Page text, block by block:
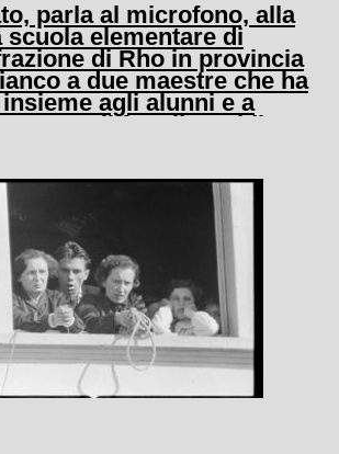
parla al microfono, alla
elementare di
di Rho in provincia
a due maestre che ha
agli alunni e a
con il fratello Egidio